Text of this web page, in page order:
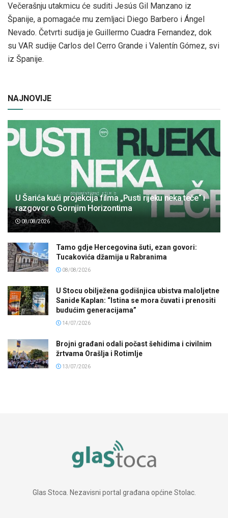
Večerašnju utakmicu će suditi Jesús Gil Manzano iz
Španije, a pomagaće mu zemljaci Diego Barbero i Ángel
Nevado. Četvrti sudija je Guillermo Cuadra Fernandez, dok
su VAR sudije Carlos del Cerro Grande i Valentín Gómez, svi
iz Španije.
NAJNOVIJE
U Šarića kući projekcija filma „Pusti rijeku neka teče“ i
razgovor o Gornjim Horizontima
08/08/2026
Tamo gdje Hercegovina šuti, ezan govori:
Tucakovića džamija u Rabranima
08/08/2026
U Stocu obilježena godišnjica ubistva maloljetne
Sanide Kaplan: “Istina se mora čuvati i prenositi
budućim generacijama”
14/07/2026
Brojni građani odali počast šehidima i civilnim
žrtvama Orašlja i Rotimlje
13/07/2026
Glas Stoca. Nezavisni portal građana općine Stolac.